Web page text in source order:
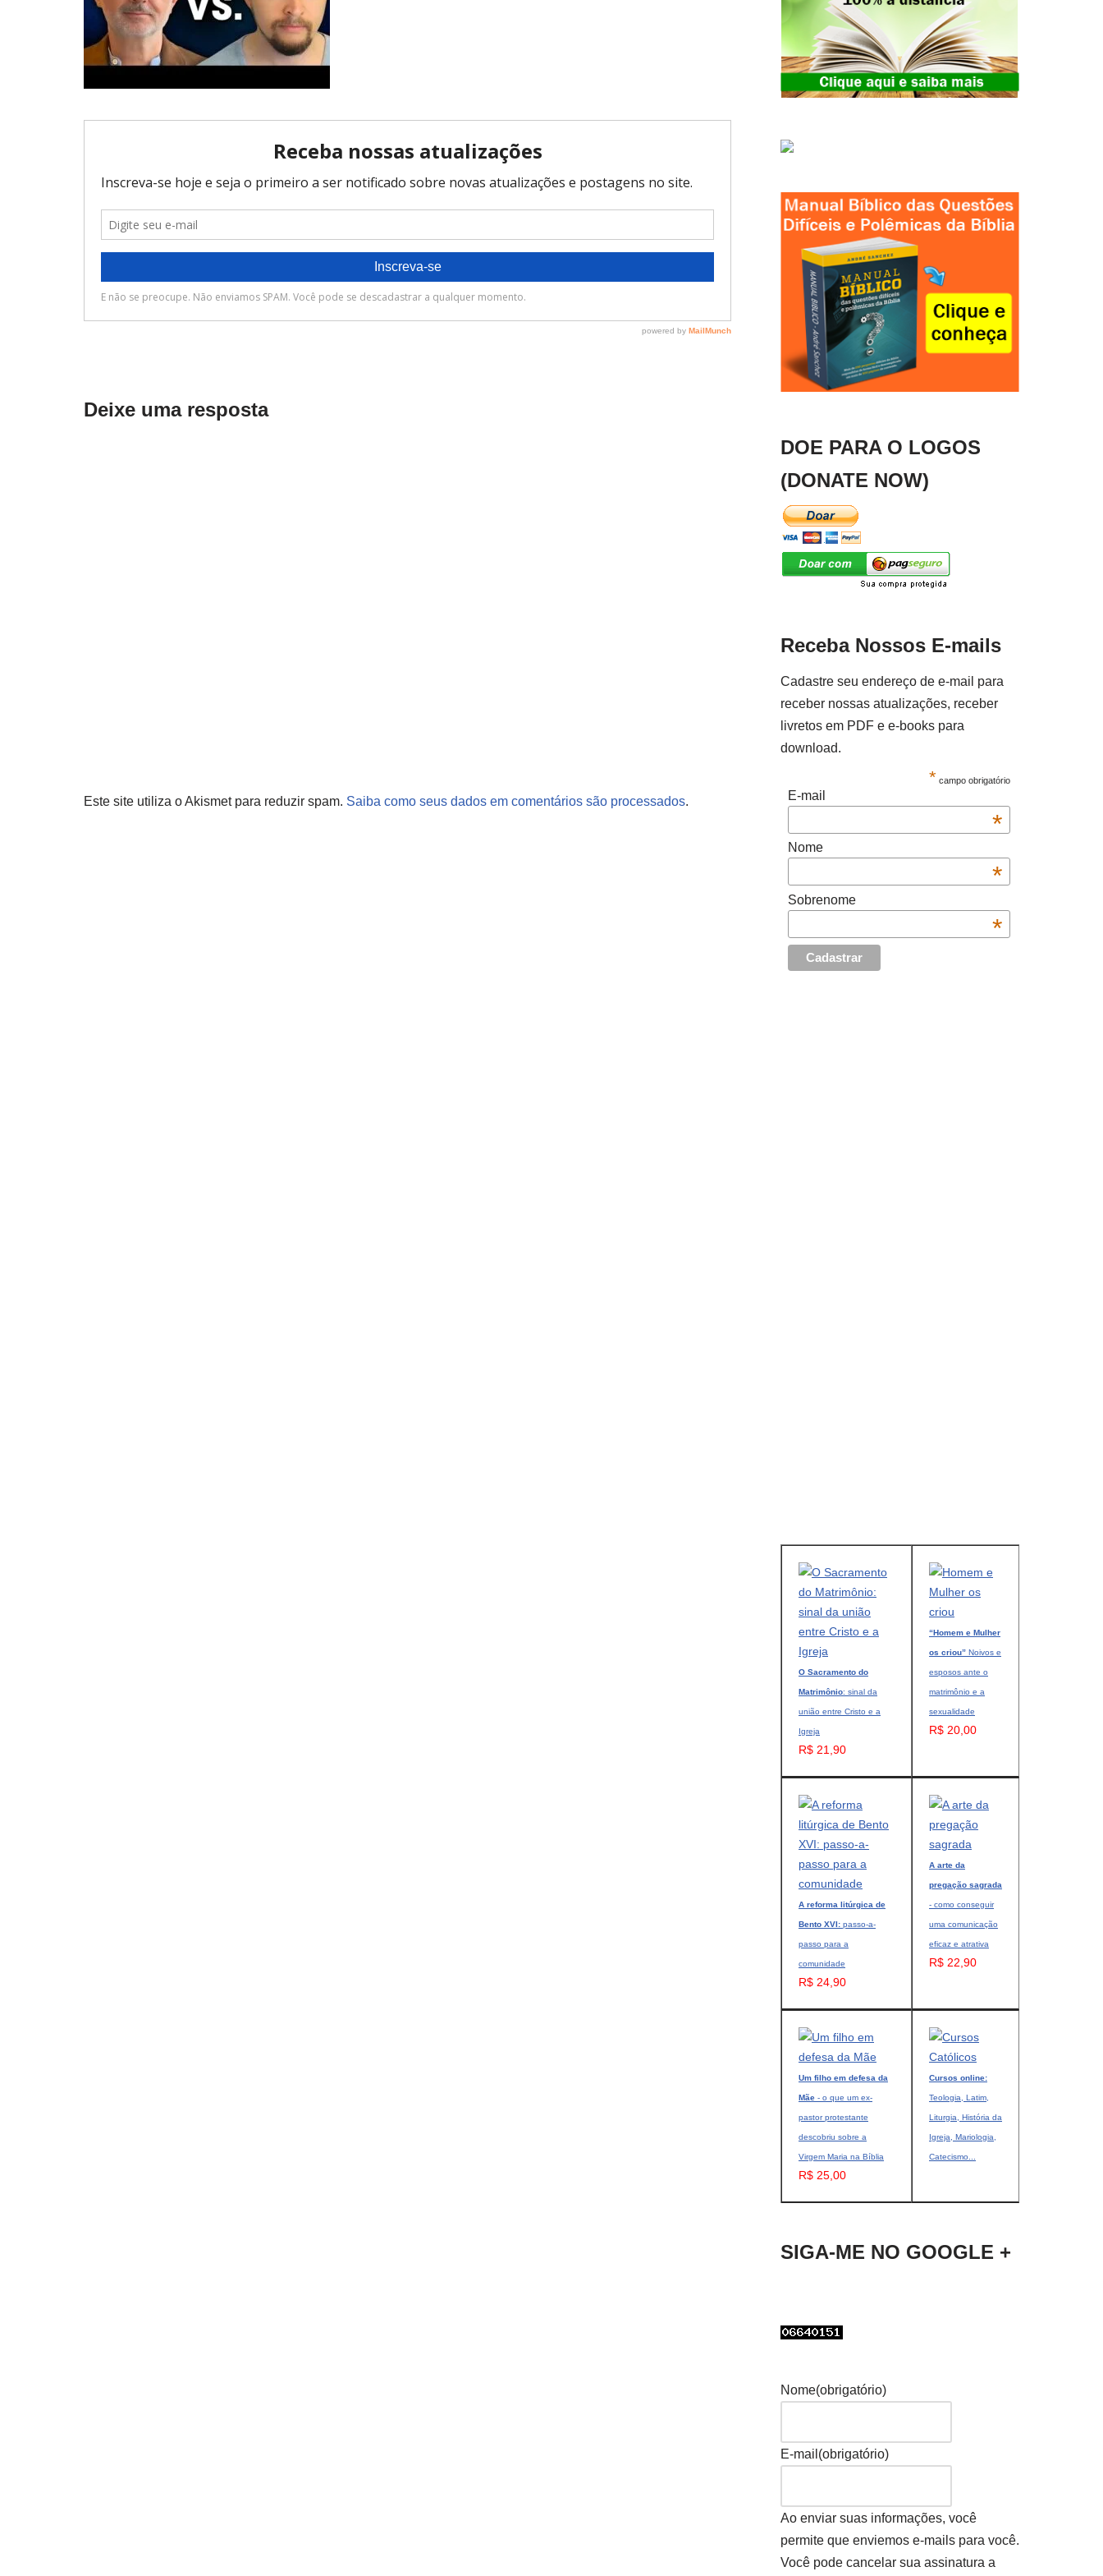
Deixe uma resposta
Este site utiliza o Akismet para reduzir spam. Saiba como seus dados em comentários são processados.
DOE PARA O LOGOS
(DONATE NOW)
Receba Nossos E-mails
Cadastre seu endereço de e-mail para
receber nossas atualizações, receber
livretos em PDF e e-books para
download.
* campo obrigatório
E-mail
*
Nome
*
Sobrenome
*
O Sacramento do
Matrimônio: sinal da
união entre Cristo e a
Igreja
R$ 21,90
“Homem e Mulher
os criou” Noivos e
esposos ante o
matrimônio e a
sexualidade
R$ 20,00
A reforma litúrgica de
Bento XVI: passo-a-
passo para a
comunidade
R$ 24,90
A arte da
pregação sagrada
- como conseguir
uma comunicação
eficaz e atrativa
R$ 22,90
Um filho em defesa da
Mãe - o que um ex-
pastor protestante
descobriu sobre a
Virgem Maria na Bíblia
R$ 25,00
Cursos online:
Teologia, Latim,
Liturgia, História da
Igreja, Mariologia,
Catecismo...
SIGA-ME NO GOOGLE +
Nome(obrigatório)
E-mail (obrigatório)
Ao enviar suas informações, você
permite que enviemos e-mails para você.
Você pode cancelar sua assinatura a